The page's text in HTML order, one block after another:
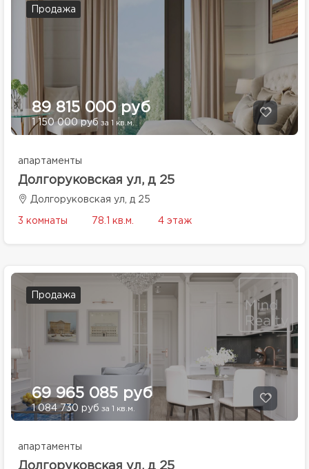
Продажа
89 815 000 руб
1 150 000 руб за 1 кв.м.
апартаменты
Долгоруковская ул, д 25
Долгоруковская ул, д 25
3 комнаты 78.1 кв.м. 4 этаж
Продажа
69 965 085 руб
1 084 730 руб за 1 кв.м.
апартаменты
Долгоруковская ул, д 25